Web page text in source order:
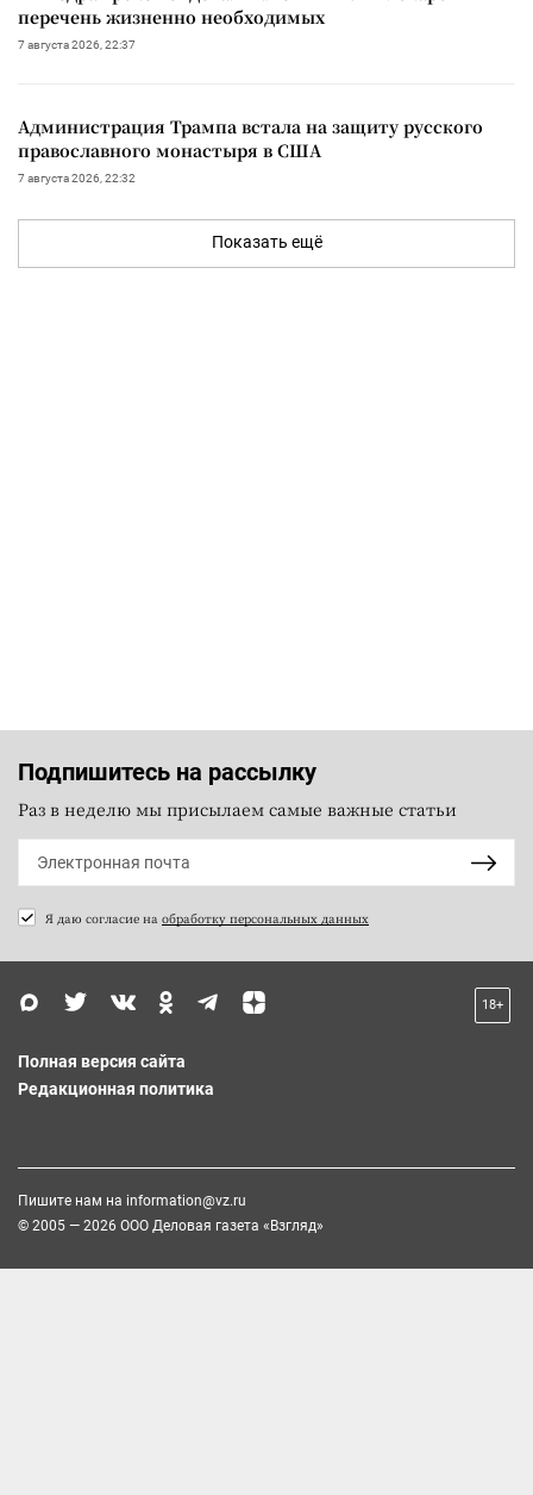
перечень жизненно необходимых
7 августа 2026, 22:37
Администрация Трампа встала на защиту русского
православного монастыря в США
7 августа 2026, 22:32
Показать ещё
Подпишитесь на рассылку
Раз в неделю мы присылаем самые важные статьи
Я даю согласие на обработку персональных данных
18+
Полная версия сайта
Редакционная политика
Пишите нам на information@vz.ru
© 2005 — 2026 ООО Деловая газета «Взгляд»